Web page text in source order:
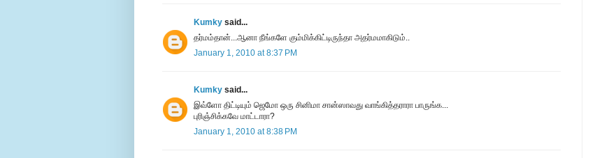
Kumky said...
தர்மம்தான்...ஆனா நீங்களே கும்மிக்கிட்டிருந்தா அதர்மமாகிடும்..
January 1, 2010 at 8:37 PM
Kumky said...
இவ்ளோ திட்டியும் ஜெமோ ஒரு சினிமா சான்ஸாவது வாங்கித்தராரா பாருங்க...
புரிஞ்சிக்கவே மாட்டாரா?
January 1, 2010 at 8:38 PM